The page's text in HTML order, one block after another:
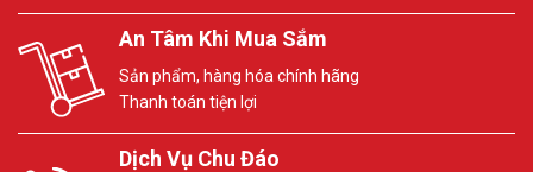
An Tâm Khi Mua Sắm
Sản phẩm, hàng hóa chính hãng
Thanh toán tiện lợi
Dịch Vụ Chu Đáo